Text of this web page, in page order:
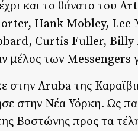
και το θάνατο του
Hank Mobley,
Curtis Fuller, Billy
των Messengers
στην Aruba της
στην Νέα Υόρκη. Ως
Βοστώνης προς τα